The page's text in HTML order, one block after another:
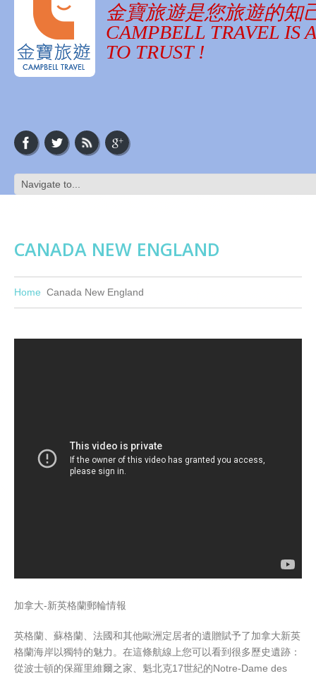
金寶旅遊是您旅遊的知
CAMPBELL TRAVEL IS
TO TRUST !
CANADA NEW ENGLAND
Home Canada New England
加拿大-新英格蘭郵輪情報
英格蘭、蘇格蘭、法國和其他歐洲定居者的遺贈賦予了加拿大新英
格蘭海岸以獨特的魅力。在這條航線上您可以看到很多歷史遺跡：
從波士頓的保羅里維爾之家、魁北克17世紀的Notre-Dame des